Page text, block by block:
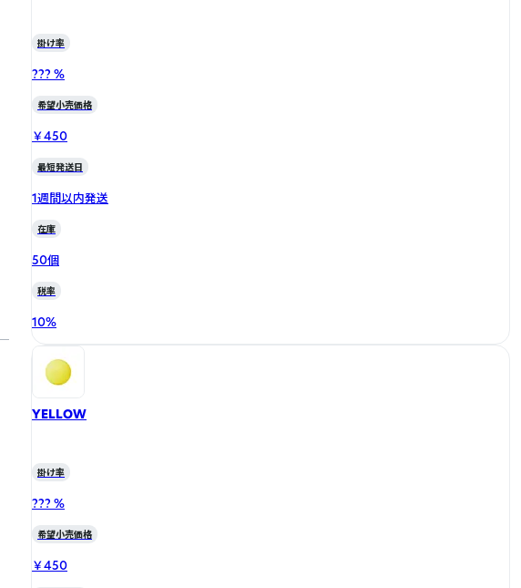
掛け率
??? %
希望小売価格
￥450
最短発送日
1週間以内発送
在庫
50個
税率
10%
YELLOW
掛け率
??? %
希望小売価格
￥450